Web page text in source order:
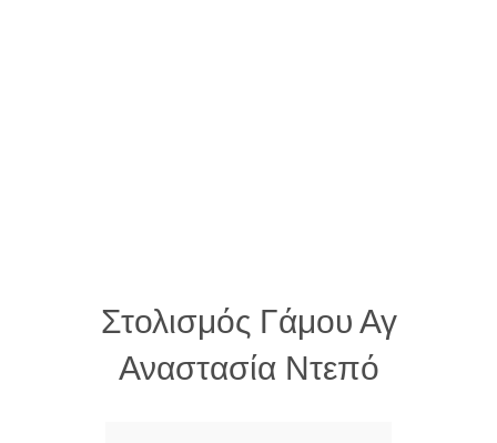
Στολισμός Γάμου Αγ
Αναστασία Ντεπό